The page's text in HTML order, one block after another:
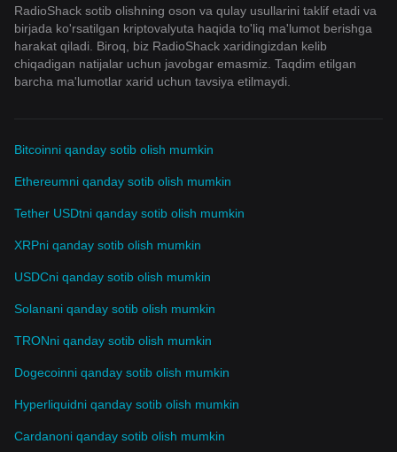
RadioShack sotib olishning oson va qulay usullarini taklif etadi va
birjada ko'rsatilgan kriptovalyuta haqida to'liq ma'lumot berishga
harakat qiladi. Biroq, biz RadioShack xaridingizdan kelib
chiqadigan natijalar uchun javobgar emasmiz. Taqdim etilgan
barcha ma'lumotlar xarid uchun tavsiya etilmaydi.
Bitcoinni qanday sotib olish mumkin
Ethereumni qanday sotib olish mumkin
Tether USDtni qanday sotib olish mumkin
XRPni qanday sotib olish mumkin
USDCni qanday sotib olish mumkin
Solanani qanday sotib olish mumkin
TRONni qanday sotib olish mumkin
Dogecoinni qanday sotib olish mumkin
Hyperliquidni qanday sotib olish mumkin
Cardanoni qanday sotib olish mumkin